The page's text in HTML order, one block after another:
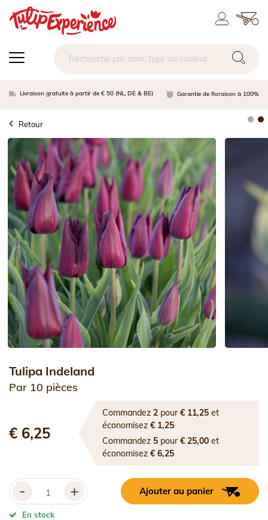
Livraison gratuite à partir de € 50 (NL, DE & BE) Garantie de floraison à 100%
Retour
Tulipa Indeland
Par 10 pièces
€ 6,25
Commandez2 pour€ 11,25 et
économisez€ 1,25
Commandez 5 pour€ 25,00 et
économisez€ 6,25
- + Ajouter au panier
En stock